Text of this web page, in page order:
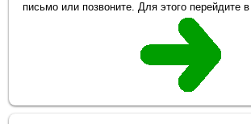
письмо или позвоните. Для этого перейдите в